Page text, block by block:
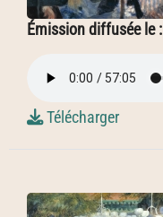
Émission diffusée le :
Télécharger